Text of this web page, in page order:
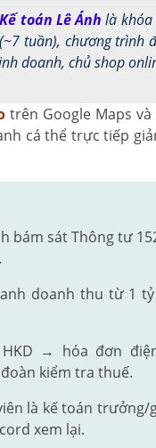
Kế toán Lê Ánh là khóa
tuần), chương trình
doanh, chủ shop
trên Google Maps
cá thể trực tiếp
bám sát Thông tư
doanh thu từ 1
HKD → hóa đơn
kiểm tra thuế.
là kế toán
xem lại.